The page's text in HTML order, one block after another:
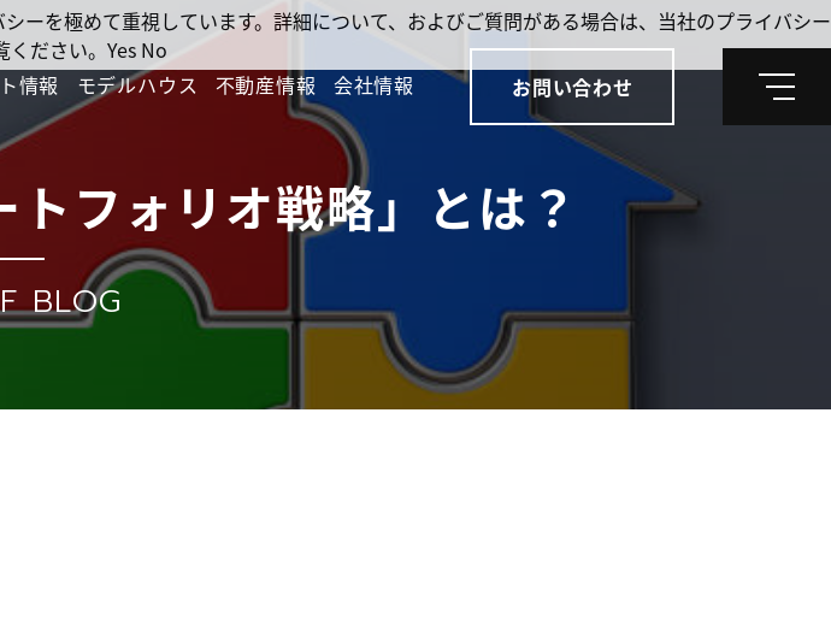
情報 モデルハウス 不動産情報 会社情報 お問い合わせ
メ
フォリオ戦略」とは？
BLOG
を極めて重視しています。詳細について、およびご質問がある場合は、当社のプライバシー
ださい。 Yes No